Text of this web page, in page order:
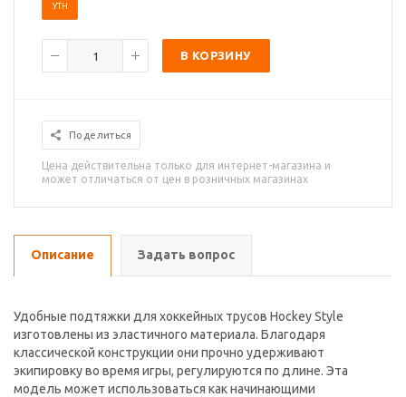
.YTH
В КОРЗИНУ
Поделиться
Цена действительна только для интернет-магазина и
может отличаться от цен в розничных магазинах
Описание Задать вопрос
Удобные подтяжки для хоккейных трусов Hockey Style
изготовлены из эластичного материала. Благодаря
классической конструкции они прочно удерживают
экипировку во время игры, регулируются по длине. Эта
модель может использоваться как начинающими